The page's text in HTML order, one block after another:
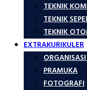
TEKNIK
TEKNIK
TEKNIK
EXTRAKURIKULER
PRAMUKA
FOTOGRAFI